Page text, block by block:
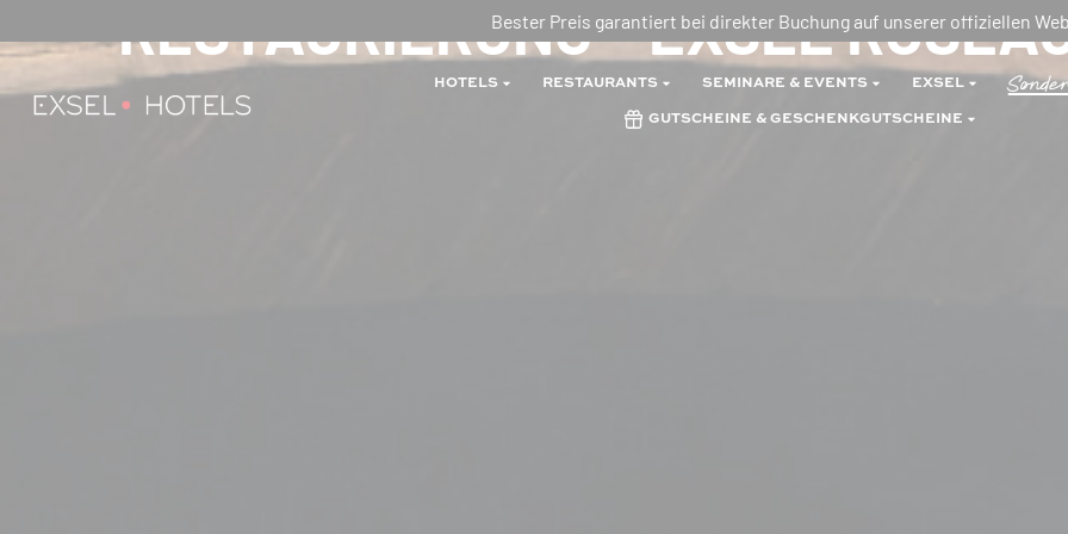
Bester Preis garantiert bei direkter Buchung auf unserer offiziellen
HOTELS RESTAURANTS SEMINARE & EVENTS EXSEL
GUTSCHEINE & GESCHENKGUTSCHEINE
RESTAURIERUNG – EXSEL